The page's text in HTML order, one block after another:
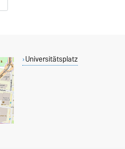
Universitätsplatz